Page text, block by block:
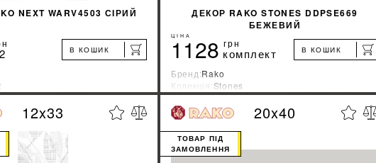
NEXT WARV4503 СІРИЙ
В КОШИК
Чехия
ДІЗНАТИСЯ ЗНИЖКУ %
КУПИТИ
ДЕКОР RAKO STONES DDPSE669
БЕЖЕВИЙ
ЦІНА
1128 грн
комплект В КОШИК
Бренд:Rako
Колекція:Stones
Країна-виробник:Чехия
ДІЗНАТИСЯ ЗНИЖКУ %
12x33 20x40
ТОВАР ПІД
ЗАМОВЛЕННЯ